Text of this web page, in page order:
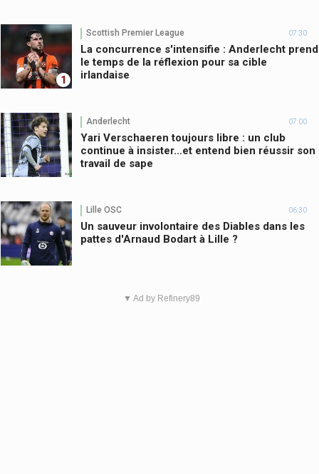
1
Scottish Premier League 07:30
La concurrence s'intensifie : Anderlecht prend
le temps de la réflexion pour sa cible
irlandaise
Anderlecht 07:00
Yari Verschaeren toujours libre : un club
continue à insister...et entend bien réussir son
travail de sape
Lille OSC 06:30
Un sauveur involontaire des Diables dans les
pattes d'Arnaud Bodart à Lille ?
▼ Ad by Refinery89